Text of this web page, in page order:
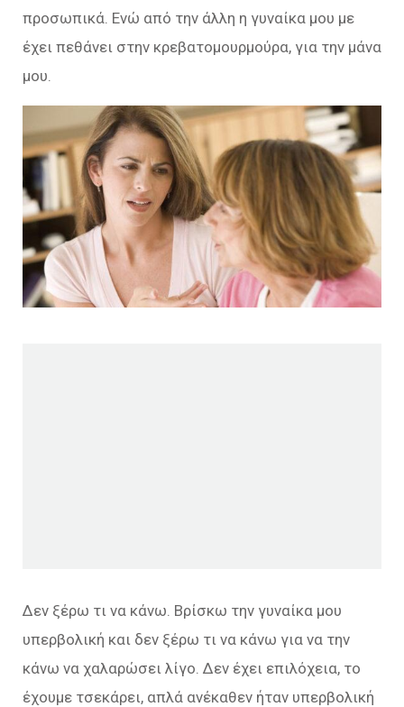
προσωπικά. Ενώ από την άλλη η γυναίκα μου με
έχει πεθάνει στην κρεβατομουρμούρα, για την μάνα
μου.
Δεν ξέρω τι να κάνω. Βρίσκω την γυναίκα μου
υπερβολική και δεν ξέρω τι να κάνω για να την
κάνω να χαλαρώσει λίγο. Δεν έχει επιλόχεια, το
έχουμε τσεκάρει, απλά ανέκαθεν ήταν υπερβολική